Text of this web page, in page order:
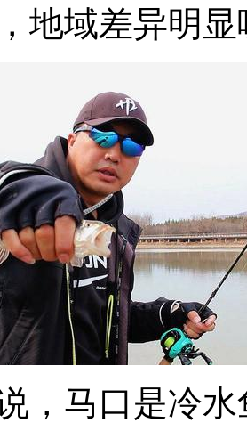
地域差异明显
，马口是冷